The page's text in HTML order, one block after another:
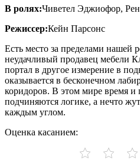
В ролях:Чиветел Эджиофор,
Режиссер:Кейн Парсонс
Есть место за пределами нашей
неудачливый продавец мебели
портал в другое измерение в
оказывается в бесконечном
коридоров. В этом мире время и
подчиняются логике, а нечто
каждым углом.
Оценка касанием: